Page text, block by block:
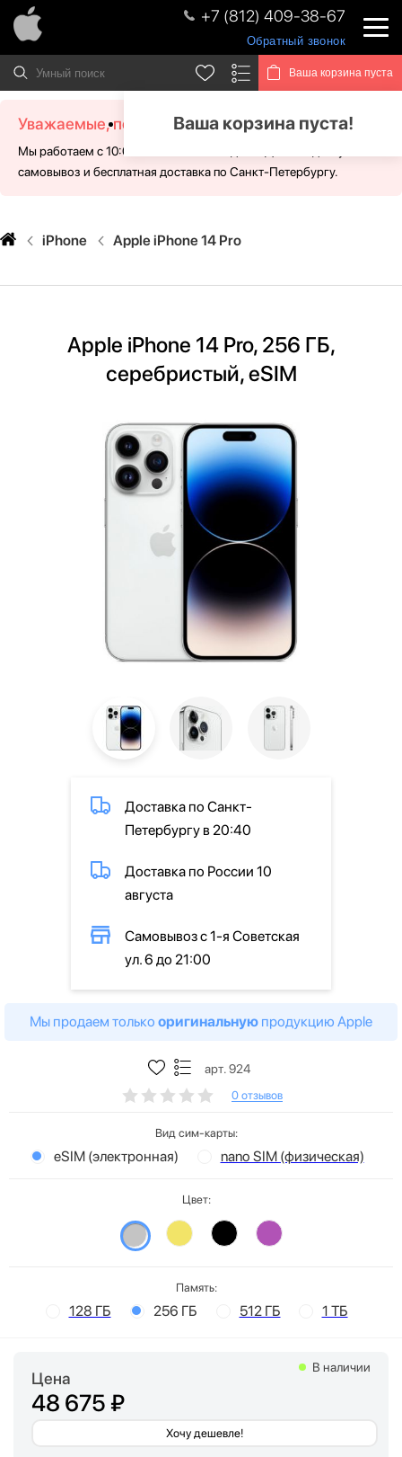
+7 (812) 409-38-67
Обратный звонок
Ваша корзина пуста
Ваша корзина пуста!
Уважаемые, посетители!
Мы работаем с 10:00 - 21:00 без выходных. Для Вас доступен
самовывоз и бесплатная доставка по Санкт-Петербургу.
iPhone Apple iPhone 14 Pro
Apple iPhone 14 Pro, 256 ГБ,
серебристый, eSIM
Доставка по Санкт-
Петербургу в 20:40
Доставка по России 10
августа
Самовывоз с 1-я Советская
ул. 6 до 21:00
Мы продаем только оригинальную продукцию Apple
арт. 924
0 отзывов
Вид сим-карты:
eSIM (электронная) nano SIM (физическая)
Цвет:
Память:
128 ГБ 256 ГБ 512 ГБ 1 ТБ
Цена
48 675 ₽
Хочу дешевле!
В наличии